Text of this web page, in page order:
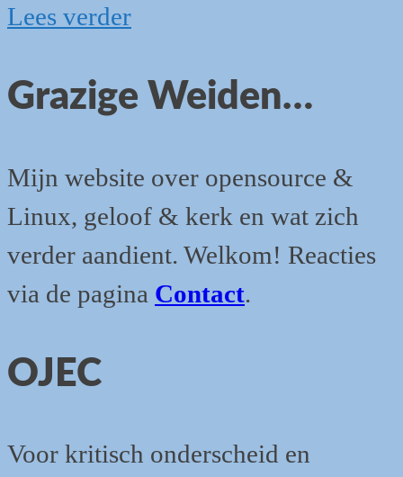
Lees verderWaar
er
Grazige Weiden…
Mijn website over opensource &
Linux, geloof & kerk en wat zich
verder aandient. Welkom! Reacties
via de pagina Contact.
OJEC
Voor kritisch onderscheid en